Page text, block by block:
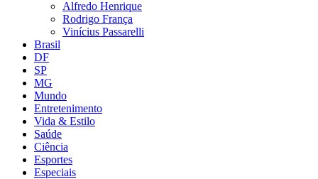
Alfredo Henrique
Rodrigo França
Vinícius Passarelli
Brasil
DF
SP
MG
Mundo
Entretenimento
Vida & Estilo
Saúde
Ciência
Esportes
Especiais